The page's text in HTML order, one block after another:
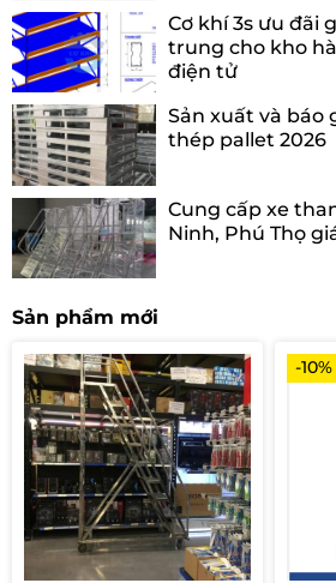
Cơ khí 3s ưu đãi
trung cho kho
điện tử
Sản xuất và báo
thép pallet 2026
Cung cấp xe
Ninh, Phú Thọ
Sản phẩm mới
-10%